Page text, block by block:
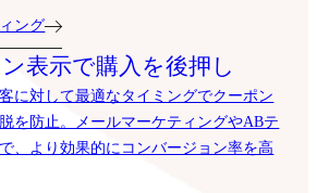
ング
表示で購入を後押し
に対して最適なタイミングでクーポン
を防止。メールマーケティングやABテ
、より効果的にコンバージョン率を高